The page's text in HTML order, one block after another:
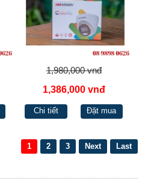
1,980,000 vnđ
1,386,000 vnđ
Chi tiết Đặt mua
1 2 3 Next Last